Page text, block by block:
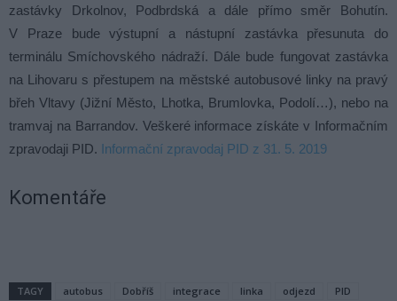
zastávky Drkolnov, Podbrdská a dále přímo směr Bohutín.
V Praze bude výstupní a nástupní zastávka přesunuta do
terminálu Smíchovského nádraží. Dále bude fungovat zastávka
na Lihovaru s přestupem na městské autobusové linky na pravý
břeh Vltavy (Jižní Město, Lhotka, Brumlovka, Podolí…), nebo na
tramvaj na Barrandov. Veškeré informace získáte v Informačním
zpravodaji PID. Informační zpravodaj PID z 31. 5. 2019
Komentáře
TAGY autobus Dobříš integrace linka odjezd
PID